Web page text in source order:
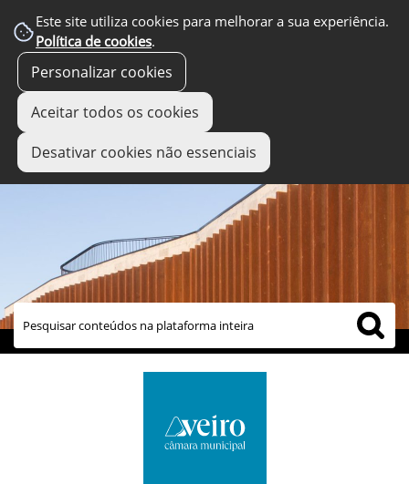
Este site utiliza cookies para melhorar a sua experiência.
Política de cookies.
Personalizar cookies
Aceitar todos os cookies
Desativar cookies não essenciais
links úteis